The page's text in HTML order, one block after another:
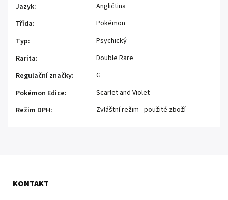
Jazyk:
Angličtina
Třída:
Pokémon
Typ:
Psychický
Rarita:
Double Rare
Regulační značky:
G
Pokémon Edice:
Scarlet and Violet
Režim DPH: Zvláštní režim - použité zboží
KONTAKT